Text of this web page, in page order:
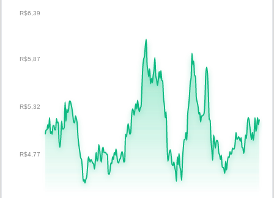
R$4,77
R$5,32
R$5,87
R$6,39